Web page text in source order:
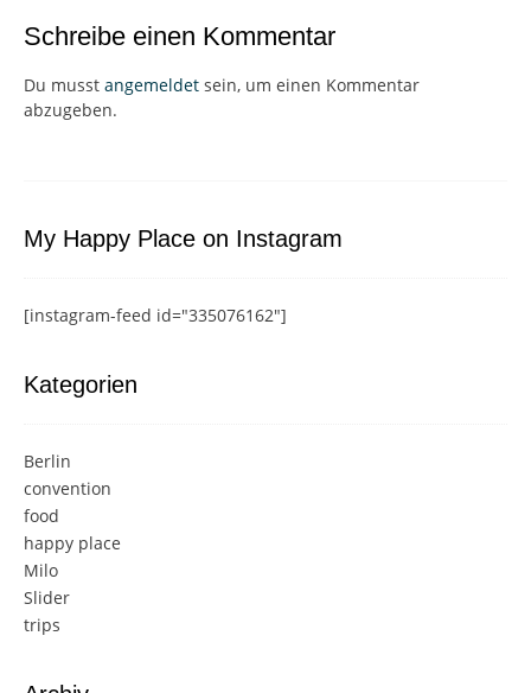
Schreibe einen Kommentar
Du musst angemeldet sein, um einen Kommentar
abzugeben.
My Happy Place on Instagram
[instagram-feed id="335076162"]
Kategorien
Berlin
convention
food
happy place
Milo
Slider
trips